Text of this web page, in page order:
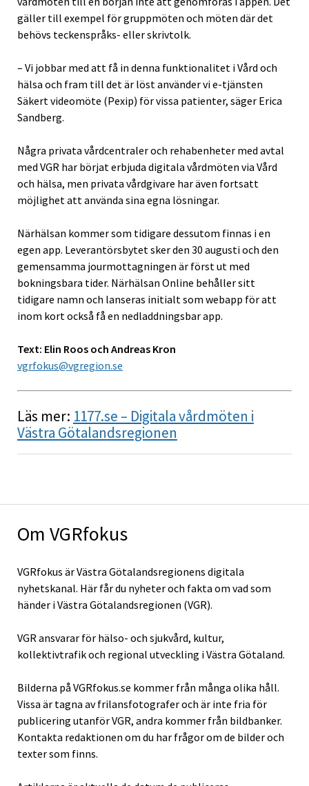
Om VGRfokus
VGRfokus är Västra Götalandsregionens digitala
nyhetskanal. Här får du nyheter och fakta om vad som
händer i Västra Götalandsregionen (VGR).
VGR ansvarar för hälso- och sjukvård, kultur,
kollektivtrafik och regional utveckling i Västra Götaland.
Bilderna på VGRfokus.se kommer från många olika håll.
Vissa är tagna av frilansfotografer och är inte fria för
publicering utanför VGR, andra kommer från bildbanker.
Kontakta redaktionen om du har frågor om de bilder och
texter som finns.
gäller till exempel för gruppmöten och möten där det
behövs teckenspråks- eller skrivtolk.
– Vi jobbar med att få in denna funktionalitet i Vård och
hälsa och fram till det är löst använder vi e-tjänsten
Säkert videomöte (Pexip) för vissa patienter, säger Erica
Sandberg.
Några privata vårdcentraler och rehabenheter med avtal
med VGR har börjat erbjuda digitala vårdmöten via Vård
och hälsa, men privata vårdgivare har även fortsatt
möjlighet att använda sina egna lösningar.
Närhälsan kommer som tidigare dessutom finnas i en
egen app. Leverantörsbytet sker den 30 augusti och den
gemensamma jourmottagningen är först ut med
bokningsbara tider. Närhälsan Online behåller sitt
tidigare namn och lanseras initialt som webapp för att
inom kort också få en nedladdningsbar app.
Text: Elin Roos och Andreas Kron
vgrfokus@vgregion.se
Läs mer: 1177.se – Digitala vårdmöten i
Västra Götalandsregionen